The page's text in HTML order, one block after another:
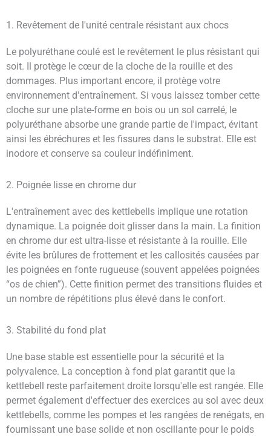
1. Revêtement de l'unité centrale résistant aux chocs
Le polyuréthane coulé est le revêtement le plus résistant qui
soit. Il protège le cœur de la cloche de la rouille et des
dommages. Plus important encore, il protège votre
environnement d'entraînement. Si vous laissez tomber cette
cloche sur une plate-forme en bois ou un sol carrelé, le
polyuréthane absorbe une grande partie de l'impact, évitant
ainsi les ébréchures et les fissures dans le substrat. Elle est
inodore et conserve sa couleur indéfiniment.
2. Poignée lisse en chrome dur
L'entraînement avec des kettlebells implique une rotation
dynamique. La poignée doit glisser dans la main. La finition
en chrome dur est ultra-lisse et résistante à la rouille. Elle
évite les brûlures de frottement et les callosités causées par
les poignées en fonte rugueuse (souvent appelées poignées
“os de chien”). Cette finition permet des transitions fluides et
un nombre de répétitions plus élevé dans le confort.
3. Stabilité du fond plat
Une base stable est essentielle pour la sécurité et la
polyvalence. La conception à fond plat garantit que la
kettlebell reste parfaitement droite lorsqu'elle est rangée. Elle
permet également d'effectuer des exercices au sol avec deux
kettlebells, comme les pompes et les rangées de renégats, en
fournissant une base solide et non oscillante pour le poids